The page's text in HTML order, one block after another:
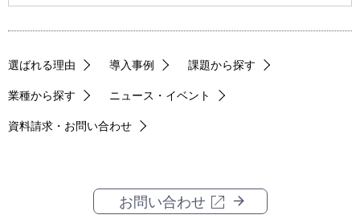
選ばれる理由 導入事例 課題から探す
業種から探す ニュース・イベント
資料請求・お問い合わせ
お問い合わせ